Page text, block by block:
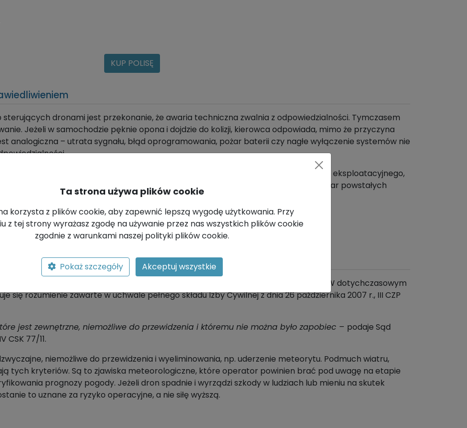
KUP POLISĘ
dronami jest przekonanie, że awaria techniczna zwalnia z odpowiedzialności. Tymczasem
Jeżeli w samochodzie pęknie opona i dojdzie do kolizji, kierowca odpowiada, mimo że przyczyna
analogiczna – utrata sygnału, błąd oprogramowania, pożar baterii czy nagłe wyłączenie systemów nie
wymienionymi wcześniej wyjątkami). Są to bowiem typowe elementy ryzyka eksploatacyjnego,
rozpocznie lot. Właśnie w takich sytuacjachpolisa OC
przejmuje finansowy ciężar powstałych
który w przeciwnym razie obciążyłby bezpośrednio operatora.
KUP POLISĘ
operatora stanowi siłę wyższą
lub niewłaściwie interpretowane. W polskim prawie nie zostało ono unormowane. W dotychczasowym
się rozumienie zawarte w uchwale pełnego składu Izby Cywilnej z dnia 26 października 2007 r., III CZP
jest zewnętrzne, niemożliwe do przewidzenia i któremu nie można było zapobiec – podaje Sąd
CSK 77/11.
niemożliwe do przewidzenia i wyeliminowania, np. uderzenie meteorytu. Podmuch wiatru,
tych kryteriów. Są to zjawiska meteorologiczne, które operator powinien brać pod uwagę na etapie
prognozy pogody. Jeżeli dron spadnie i wyrządzi szkody w ludziach lub mieniu na skutek
to uznane za ryzyko operacyjne, a nie siłę wyższą.
Ta strona używa plików cookie
korzysta z plików cookie, aby zapewnić lepszą wygodę użytkowania. Przy
z tej strony wyrażasz zgodę na używanie przez nas wszystkich plików cookie
zgodnie z warunkami naszej polityki plików cookie.
Pokaż szczegóły Akceptuj wszystkie